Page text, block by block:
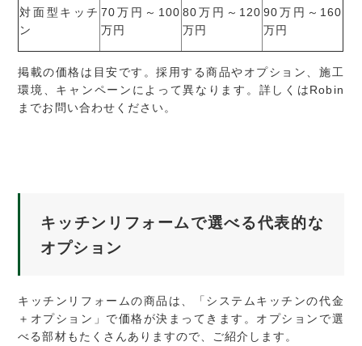
対面型キッチ
ン
70万円～100
万円
80万円～120
万円
90万円～160
万円
掲載の価格は目安です。採用する商品やオプション、施工
環境、キャンペーンによって異なります。詳しくはRobin
までお問い合わせください。
キッチンリフォームで選べる代表的な
オプション
キッチンリフォームの商品は、「システムキッチンの代金
＋オプション」で価格が決まってきます。オプションで選
べる部材もたくさんありますので、ご紹介します。